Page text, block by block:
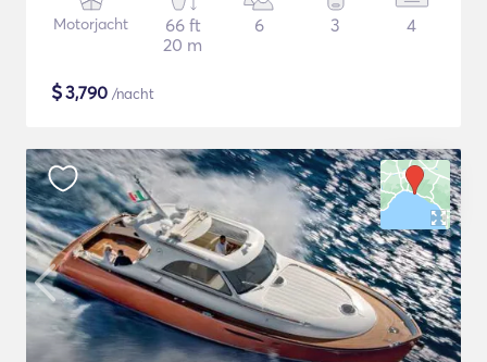
Motorjacht
66 ft
20 m
6 3 4
$3,790 /nacht